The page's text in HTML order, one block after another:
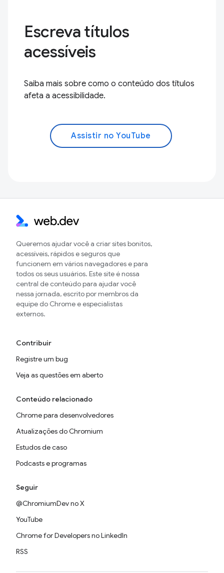
Escreva títulos
acessíveis
Saiba mais sobre como o conteúdo dos títulos
afeta a acessibilidade.
Assistir no YouTube
Queremos ajudar você a criar sites bonitos,
acessíveis, rápidos e seguros que
funcionem em vários navegadores e para
todos os seus usuários. Este site é nossa
central de conteúdo para ajudar você
nessa jornada, escrito por membros da
equipe do Chrome e especialistas
externos.
Contribuir
Registre um bug
Veja as questões em aberto
Conteúdo relacionado
Chrome para desenvolvedores
Atualizações do Chromium
Estudos de caso
Podcasts e programas
Seguir
@ChromiumDev no X
YouTube
Chrome for Developers no LinkedIn
RSS